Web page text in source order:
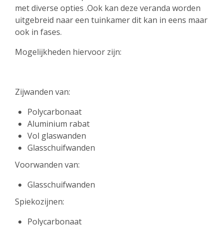
met diverse opties .Ook kan deze veranda worden
uitgebreid naar een tuinkamer dit kan in eens maar
ook in fases.
Mogelijkheden hiervoor zijn:
Zijwanden van:
Polycarbonaat
Aluminium rabat
Vol glaswanden
Glasschuifwanden
Voorwanden van:
Glasschuifwanden
Spiekozijnen:
Polycarbonaat